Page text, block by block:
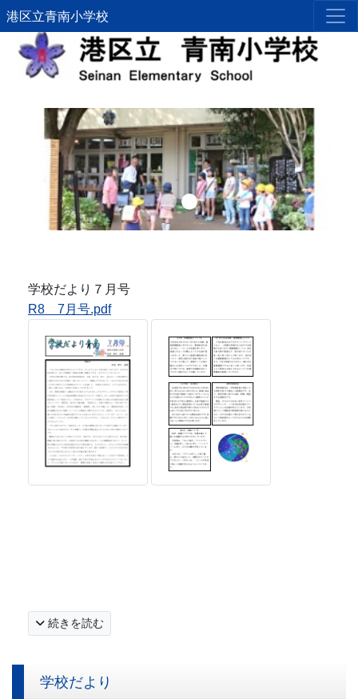
港区立青南小学校
Previous
学校だより７月号
R8 7月号.pdf
続きを読む
学校だより